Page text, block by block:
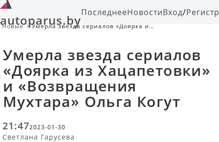
autoparus.byПоследнееНовостиВход/
Новые
Умерла звезда сериалов «Доярка из
Умерла звезда сериалов
«Доярка из Хацапетовки»
и «Возвращения
Мухтара» Ольга Когут
21:472023-01-30
Светлана Гарусева